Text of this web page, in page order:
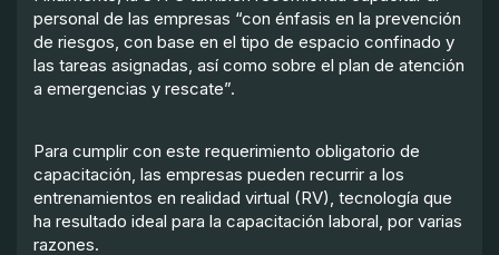
personal de las empresas “con énfasis en la prevención
de riesgos, con base en el tipo de espacio confinado y
las tareas asignadas, así como sobre el plan de atención
a emergencias y rescate”.
Para cumplir con este requerimiento obligatorio de
capacitación, las empresas pueden recurrir a los
entrenamientos en realidad virtual (RV), tecnología que
ha resultado ideal para la capacitación laboral, por varias
razones.